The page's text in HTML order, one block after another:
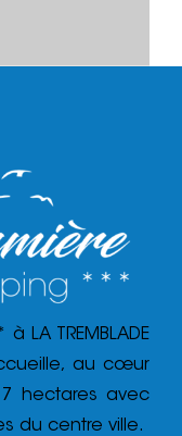
LA TREMBLADE
au cœur
hectares avec
du centre ville.